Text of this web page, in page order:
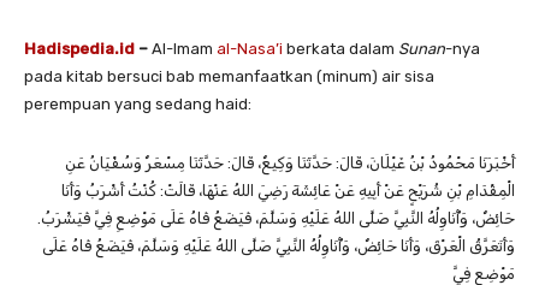
Hadispedia.id – Al-Imam al-Nasa’i berkata dalam Sunan-nya
pada kitab bersuci bab memanfaatkan (minum) air sisa
perempuan yang sedang haid:
أَخْبَرَنَا ‌مَحْمُودُ بْنُ غَيْلَانَ، قَالَ: حَدَّثَنَا ‌وَكِيعٌ، قَالَ: حَدَّثَنَا ‌مِسْعَرٌ ‌وَسُفْيَانُ عَنِ
‌الْمِقْدَامِ بْنِ شُرَيْحٍ عَنْ ‌أَبِيهِ عَنْ ‌عَائِشَةَ رَضِيَ اللهُ عَنْهَا، قَالَتْ: كُنْتُ أَشْرَبُ وَأَنَا
حَائِضٌ، وَأُنَاوِلُهُ النَّبِيَّ صَلَّى اللهُ عَلَيْهِ وَسَلَّمَ، فَيَضَعُ فَاهُ عَلَى مَوْضِعِ فِيَّ فَيَشْرَبُ.
وَأَتَعَرَّقُ الْعَرْقَ، وَأَنَا حَائِضٌ، وَأُنَاوِلُهُ النَّبِيَّ صَلَّى اللهُ عَلَيْهِ وَسَلَّمَ، فَيَضَعُ فَاهُ عَلَى
مَوْضِعِ فِيَّ